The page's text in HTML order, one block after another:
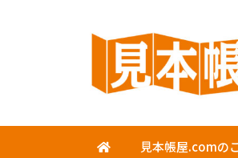
見本帳屋.comの